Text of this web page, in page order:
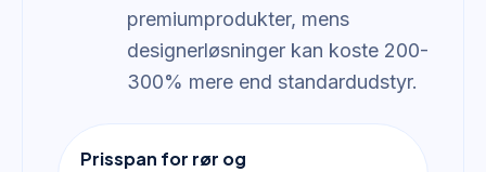
premiumprodukter, mens
designerløsninger kan koste 200-
300% mere end standardudstyr.
Prisspan for rør og